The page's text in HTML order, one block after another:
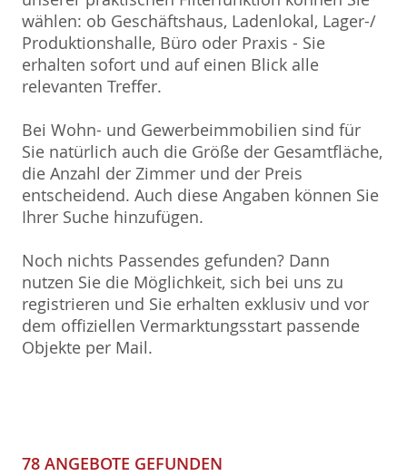
wählen: ob Geschäftshaus, Ladenlokal, Lager-/
Produktionshalle, Büro oder Praxis - Sie
erhalten sofort und auf einen Blick alle
relevanten Treffer.
Bei Wohn- und Gewerbeimmobilien sind für
Sie natürlich auch die Größe der Gesamtfläche,
die Anzahl der Zimmer und der Preis
entscheidend. Auch diese Angaben können Sie
Ihrer Suche hinzufügen.
Noch nichts Passendes gefunden? Dann
nutzen Sie die Möglichkeit, sich bei uns zu
registrieren und Sie erhalten exklusiv und vor
dem offiziellen Vermarktungsstart passende
Objekte per Mail.
78 ANGEBOTE GEFUNDEN